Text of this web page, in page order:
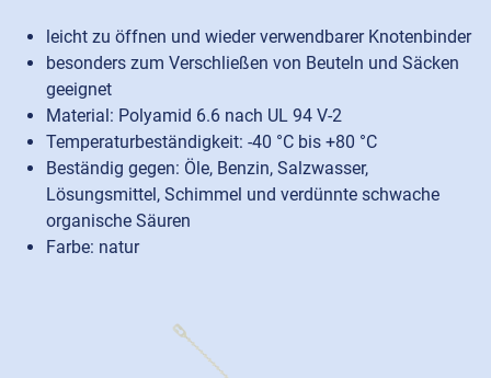
leicht zu öffnen und wieder verwendbarer Knotenbinder
besonders zum Verschließen von Beuteln und Säcken
geeignet
Material: Polyamid 6.6 nach UL 94 V-2
Temperaturbeständigkeit: -40 °C bis +80 °C
Beständig gegen: Öle, Benzin, Salzwasser,
Lösungsmittel, Schimmel und verdünnte schwache
organische Säuren
Farbe: natur